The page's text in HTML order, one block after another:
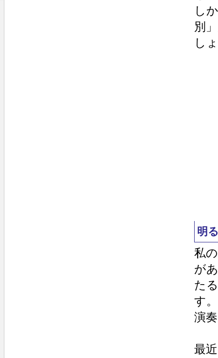
し
別
し
明
私
が
た
す。
演
最